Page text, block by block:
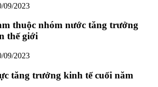
09/2023
thuộc nhóm nước tăng trưởng
thế giới
09/2023
tăng trưởng kinh tế cuối năm